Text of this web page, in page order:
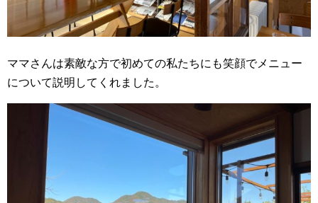
ママさんは素敵な方で初めての私たちにも笑顔でメニュー
について説明してくれました。